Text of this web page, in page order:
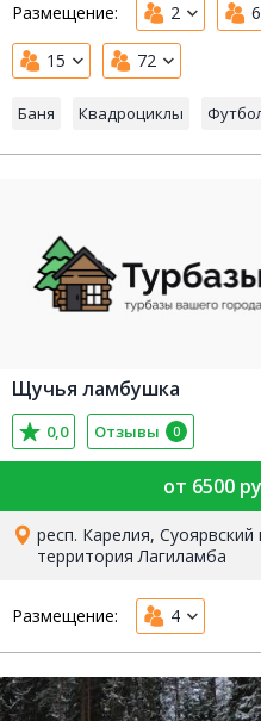
Размещение: 2 6
15 72
Баня Квадроциклы
Щучья ламбушка
0,0 Отзывы 0
от 6500
респ. Карелия,
территория Лагиламба
Размещение: 4